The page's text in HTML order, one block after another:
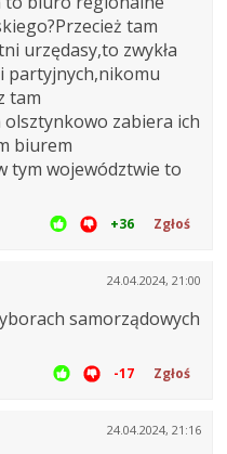
tam
urzędasy,to zwykła
partyjnych,nikomu
tam
zabiera ich
biurem
tym województwie to
+36 Zgłoś
24.04.2024, 21:00
samorządowych
-17 Zgłoś
24.04.2024, 21:16